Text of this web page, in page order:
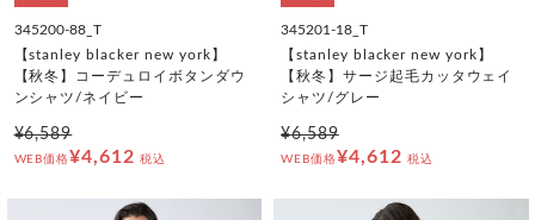
345200-88_T
【stanley blacker new york】
【秋冬】コーデュロイボタンダウ
ンシャツ/ネイビー
¥6,589
WEB価格¥4,612 税込
345201-18_T
【stanley blacker new york】
【秋冬】サージ起毛カッタウェイ
シャツ/グレー
¥6,589
WEB価格¥4,612 税込